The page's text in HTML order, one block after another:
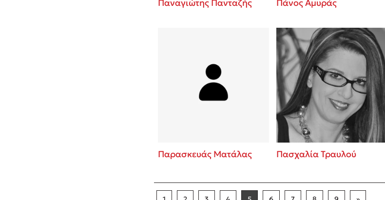
Παναγιώτης Πανταζής Πάνος Αμυράς
Παρασκευάς Ματάλας Πασχαλία Τραυλού